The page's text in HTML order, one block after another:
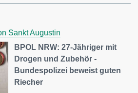
Sankt Augustin
BPOL NRW: 27-Jähriger mit
Drogen und Zubehör -
Bundespolizei beweist guten
Riecher